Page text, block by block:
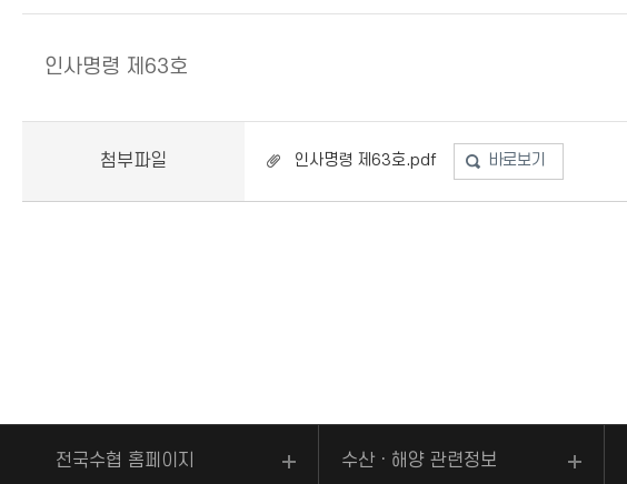
인사명령 제63호
첨부파일 인사명령 제63호.pdf 바로보기
전국수협 홈페이지 수산ㆍ해양 관련정보